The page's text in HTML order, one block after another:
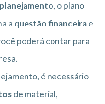
planejamento, o plano
a questão financeirae
poderá contar para
é necessário
de material,